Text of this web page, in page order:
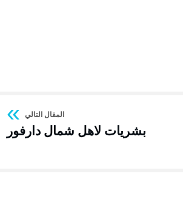
بشريات لاهل شمال دارفور